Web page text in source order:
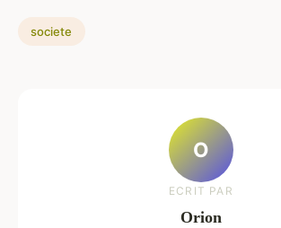
societe
O
ECRIT PAR
Orion